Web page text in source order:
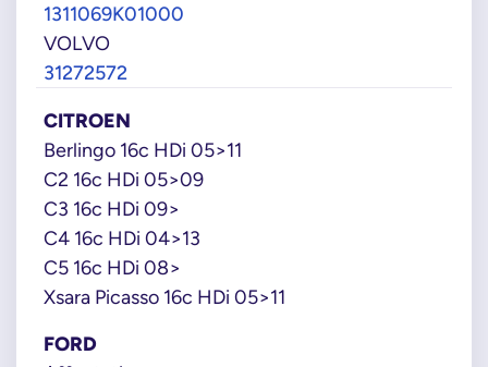
1311069K01000
VOLVO
31272572
CITROEN
Berlingo 16c HDi 05>11
C2 16c HDi 05>09
C3 16c HDi 09>
C4 16c HDi 04>13
C5 16c HDi 08>
Xsara Picasso 16c HDi 05>11
FORD